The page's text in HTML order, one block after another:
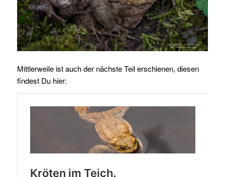
Mittlerweile ist auch der nächste Teil erschienen, diesen
findest Du hier: